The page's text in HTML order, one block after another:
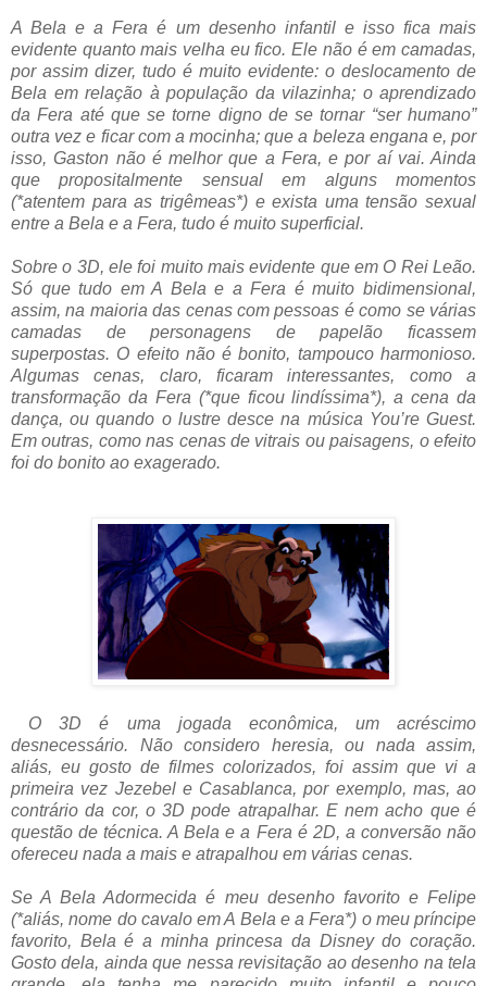
A Bela e a Fera é um desenho infantil e isso fica mais
evidente quanto mais velha eu fico. Ele não é em camadas,
por assim dizer, tudo é muito evidente: o deslocamento de
Bela em relação à população da vilazinha; o aprendizado
da Fera até que se torne digno de se tornar “ser humano”
outra vez e ficar com a mocinha; que a beleza engana e, por
isso, Gaston não é melhor que a Fera, e por aí vai. Ainda
que propositalmente sensual em alguns momentos
(*atentem para as trigêmeas*) e exista uma tensão sexual
entre a Bela e a Fera, tudo é muito superficial.
Sobre o 3D, ele foi muito mais evidente que em O Rei Leão.
Só que tudo em A Bela e a Fera é muito bidimensional,
assim, na maioria das cenas com pessoas é como se várias
camadas de personagens de papelão ficassem
superpostas. O efeito não é bonito, tampouco harmonioso.
Algumas cenas, claro, ficaram interessantes, como a
transformação da Fera (*que ficou lindíssima*), a cena da
dança, ou quando o lustre desce na música You’re Guest.
Em outras, como nas cenas de vitrais ou paisagens, o efeito
foi do bonito ao exagerado.
O 3D é uma jogada econômica, um acréscimo
desnecessário. Não considero heresia, ou nada assim,
aliás, eu gosto de filmes colorizados, foi assim que vi a
primeira vez Jezebel e Casablanca, por exemplo, mas, ao
contrário da cor, o 3D pode atrapalhar. E nem acho que é
questão de técnica. A Bela e a Fera é 2D, a conversão não
ofereceu nada a mais e atrapalhou em várias cenas.
Se A Bela Adormecida é meu desenho favorito e Felipe
(*aliás, nome do cavalo em A Bela e a Fera*) o meu príncipe
favorito, Bela é a minha princesa da Disney do coração.
Gosto dela, ainda que nessa revisitação ao desenho na tela